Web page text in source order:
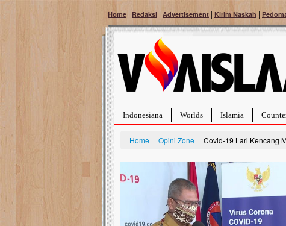
Home | Redaksi | Advertisement | Kirim Naskah |
Indonesiana Worlds Islamia
Home | Opini Zone | Covid-19 Lari Kencang
Dari
Palestina Masih
Tangan Bantu Mereka